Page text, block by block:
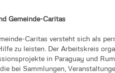
Gemeinde-Caritas
Caritas versteht sich als
zu leisten. Der Arbeitskreis
in Paraguay und
bei Sammlungen,